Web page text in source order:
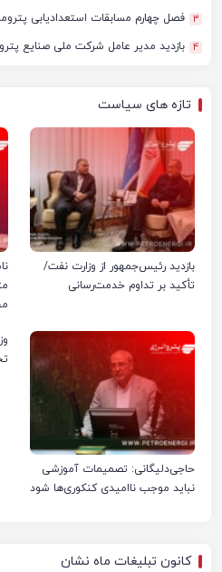
3 فصل چهارم مسابقات استعدادیابی
4 بازدید مدیر عامل شرکت ملی صنایع
تازه های سیاست
بازدید رئیس‌جمهور از وزارت نفت/
تأکید بر تداوم خدمت‌رسانی
حاجی‌دلیگانی: تصمیمات آموزشی
نباید موجب ناامیدی کنکوری‌ها شود
کانون تبلیغات ماه نشان